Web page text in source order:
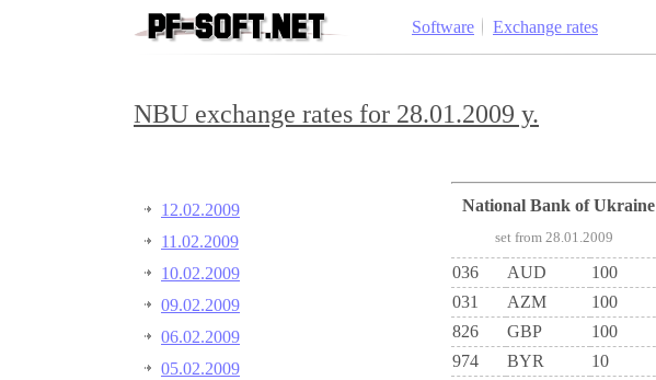
Software Exchange rates
NBU exchange rates for 28.01.2009 y.
12.02.2009
11.02.2009
10.02.2009
09.02.2009
06.02.2009
05.02.2009
National Bank of Ukraine
set from 28.01.2009
036 AUD 100
031
AZM 100
826
GBP 100
974
BYR 10